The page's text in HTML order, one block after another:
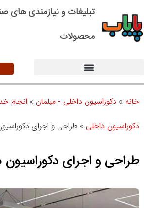
تبلیغات و نیازمندی های
محصولات
خانه » دکوراسیون داخلی - مبلمان » انجام
دکوراسیون داخلی » طراحی و اجرای
طراحی و اجرای دکوراسیون